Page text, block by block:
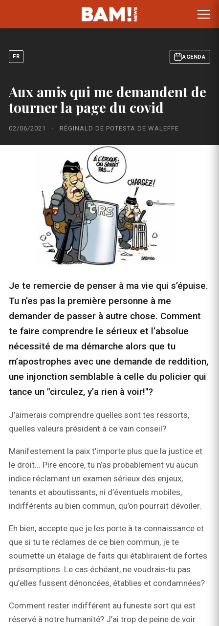
FR AGENDA
Aux amis qui me demandent de
tourner la page du covid
02/06/2021 · RÉGINALD DE POTESTA DE WALEFFE
Je te remercie de penser à ma vie qui s’épuise.
Tu n’es pas la première personne à me
demander de passer à autre chose. Comment
te faire comprendre le sérieux et l’absolue
nécessité de ma démarche alors que tu
m’apostrophes avec une demande de reddition,
une injonction semblable à celle du policier qui
tance un "circulez, y’a rien à voir!"?
J’aimerais comprendre quelles sont tes ressorts,
quelles valeurs président à ce vain conseil?
Manifestement la paix t’importe plus que la justice et
le droit... Pire encore, tu n’as probablement vu aucun
indice réclamant un examen sérieux des enjeux,
tenants et aboutissants, ni d’éventuels mobiles,
indifférents au bien commun, qu’on pourrait dévoiler.
Eh bien, accepte que je les porte à ta connaissance et
que si tu te réclames de ce bien commun, je te
soumette un étalage de faits qui établiraient de fortes
présomptions. Le cas échéant, ne voudrais-tu pas
qu’elles fussent dénoncées, établies et condamnées?
Comment rester indifférent au funeste sort qui est
réservé à notre humanité? J’ai trop de peine de voir